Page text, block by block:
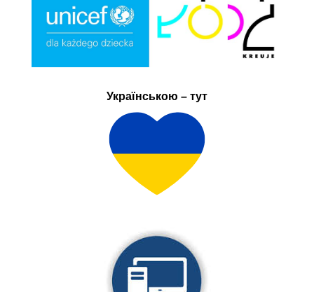
Українською – тут